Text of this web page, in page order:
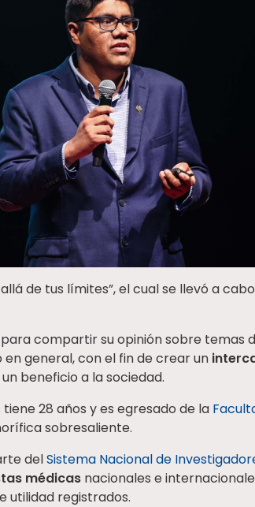
de tus límites”, el cual se llevó a
para compartir su opinión sobre temas
general, con el fin de crear un
beneficio a la sociedad.
28 años y es egresado de la
sobresaliente.
delSistema Nacional de
médicas nacionales e
utilidad registrados.